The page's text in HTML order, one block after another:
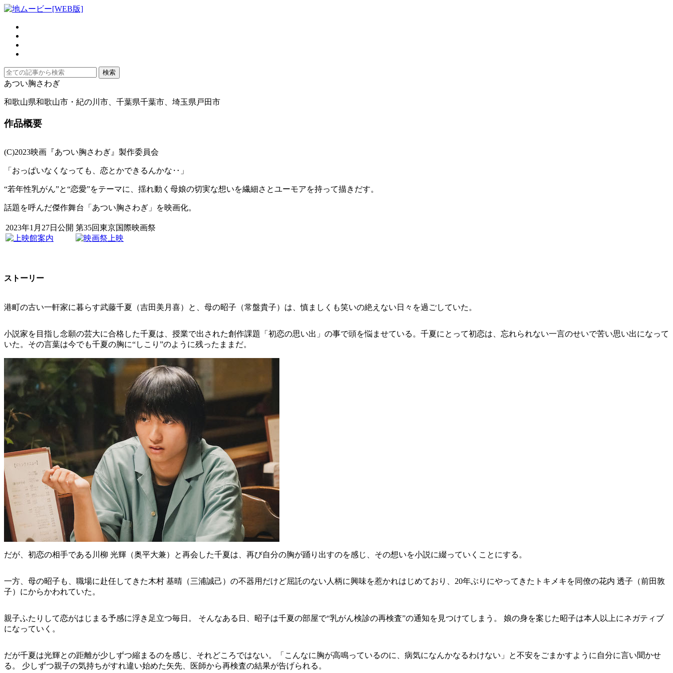
あつい胸さわぎ
和歌山県和歌山市・紀の川市、千葉県千葉市、埼玉県戸田市
作品概要
(C)2023映画『あつい胸さわぎ』製作委員会
「おっぱいなくなっても、恋とかできるんかな‥」
“若年性乳がん”と“恋愛”をテーマに、揺れ動く母娘の切実な想いを繊細さとユーモアを持って描きだす。
話題を呼んだ傑作舞台「あつい胸さわぎ」を映画化。
2023年1月27日公開 第35回東京国際映画祭
ストーリー
港町の古い一軒家に暮らす武藤千夏（吉田美月喜）と、母の昭子（常盤貴子）は、慎ましくも笑いの絶えない日々を過ごしていた。
小説家を目指し念願の芸大に合格した千夏は、授業で出された創作課題「初恋の思い出」の事で頭を悩ませている。千夏にとって初恋は、忘れられない一言のせいで苦い思い出になって
いた。その言葉は今でも千夏の胸に“しこり”のように残ったままだ。
だが、初恋の相手である川柳 光輝（奥平大兼）と再会した千夏は、再び自分の胸が踊り出すのを感じ、その想いを小説に綴っていくことにする。
一方、母の昭子も、職場に赴任してきた木村 基晴（三浦誠己）の不器用だけど屈託のない人柄に興味を惹かれはじめており、20年ぶりにやってきたトキメキを同僚の花内 透子（前田敦
子）にからかわれていた。
親子ふたりして恋がはじまる予感に浮き足立つ毎日。 そんなある日、昭子は千夏の部屋で“乳がん検診の再検査”の通知を見つけてしまう。 娘の身を案じた昭子は本人以上にネガティブ
になっていく。
だが千夏は光輝との距離が少しずつ縮まるのを感じ、それどころではない。「こんなに胸が高鳴っているのに、病気になんかなるわけない」と不安をごまかすように自分に言い聞かせ
る。 少しずつ親子の気持ちがすれ違い始めた矢先、医師から再検査の結果が告げられる。